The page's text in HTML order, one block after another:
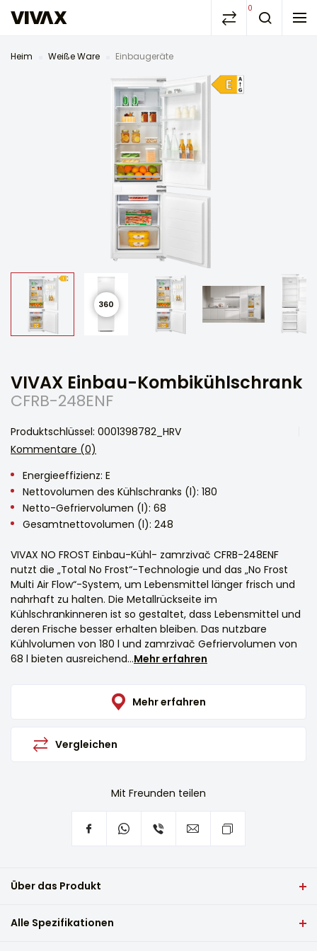
0
Heim Weiße Ware Einbaugeräte
360
VIVAX Einbau-Kombikühlschrank
CFRB-248ENF
Produktschlüssel: 0001398782_HRV
Kommentare (0)
Energieeffizienz: E
Nettovolumen des Kühlschranks (l): 180
Netto-Gefriervolumen (l): 68
Gesamtnettovolumen (l): 248
VIVAX NO FROST Einbau-Kühl- zamrzivač CFRB-248ENF
nutzt die „Total No Frost“-Technologie und das „No Frost
Multi Air Flow“-System, um Lebensmittel länger frisch und
nahrhaft zu halten. Die Metallrückseite im
Kühlschrankinneren ist so gestaltet, dass Lebensmittel und
deren Frische besser erhalten bleiben. Das nutzbare
Kühlvolumen von 180 l und zamrzivač Gefriervolumen von
68 l bieten ausreichend...Mehr erfahren
Mehr erfahren
Vergleichen
Mit Freunden teilen
Über das Produkt
nutzt die „Total No Frost“-Technologie und das „No Frost
Alle Spezifikationen